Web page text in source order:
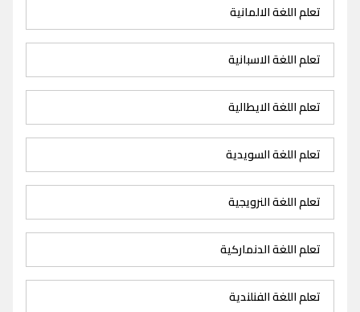
تعلم اللغة الالمانية
تعلم اللغة الاسبانية
تعلم اللغة الايطالية
تعلم اللغة السويدية
تعلم اللغة النرويجية
تعلم اللغة الدنماركية
تعلم اللغة الفنلندية